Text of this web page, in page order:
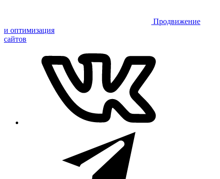
Продвижение
и оптимизация
сайтов